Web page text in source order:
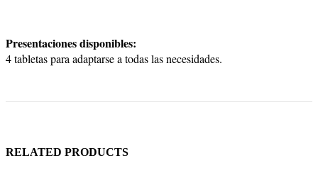
Presentaciones disponibles:
4 tabletas para adaptarse a todas las necesidades.
RELATED PRODUCTS